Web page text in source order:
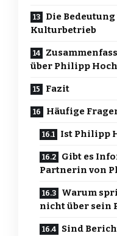
Die
Kulturbetrieb
über Philipp
Fazit
Häufige
Ist Philipp
Gibt es
Partnerin von
Warum
nicht über sein
Sind